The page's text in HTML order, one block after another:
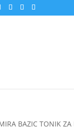
BAZIC TONIK ZA